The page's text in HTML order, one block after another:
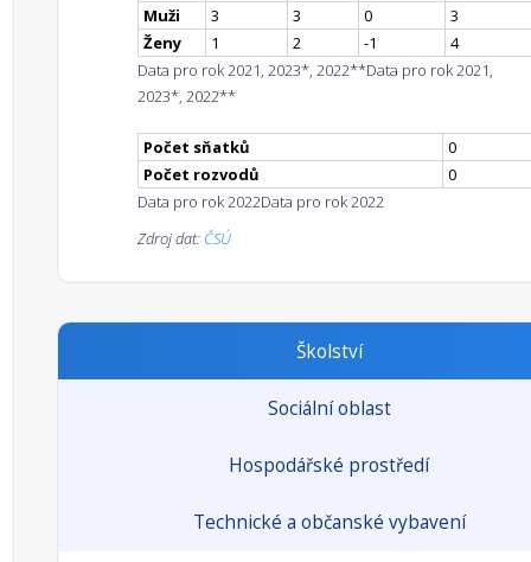
Muži
3 3 0
3
Ženy
1 2 -1
4
Data pro rok 2021, 2023*, 2022**Data pro rok 2021,
2023*, 2022**
Počet sňatků
0
Počet rozvodů
0
Data pro rok 2022Data pro rok 2022
Zdroj dat: ČSÚ
Školství
Sociální oblast
Hospodářské prostředí
Technické a občanské vybavení